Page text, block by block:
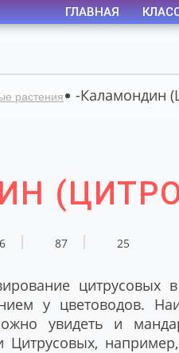
ГЛАВНАЯ
Портал
растения -Каламондин
87 25
цитрусовых
у цветоводов.
увидеть и
Цитрусовых,